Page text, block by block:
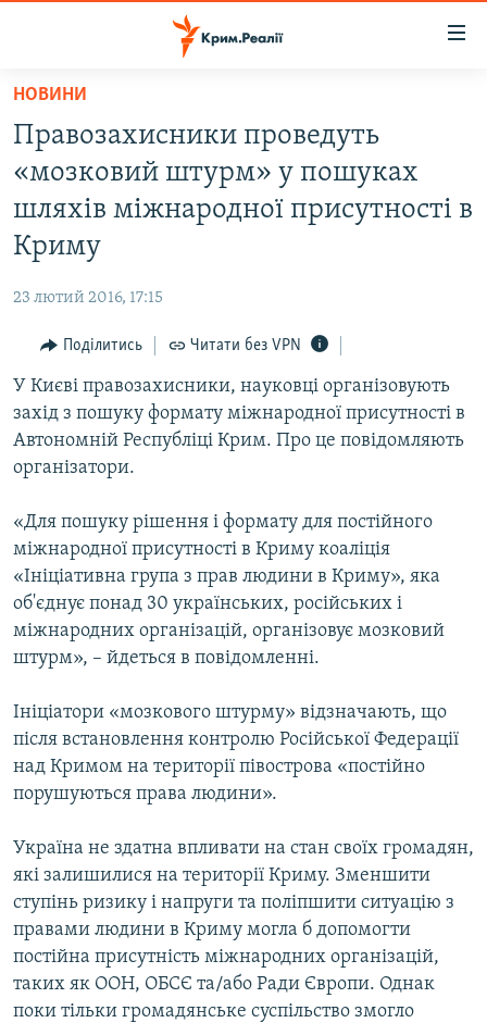
Перейти
основного
матеріалу
до
основної
Перейти
пошуку
ВОДА.КРИМ
ВІДЕО ТА ФОТО
ПОЛІТИКА
ІНТЕРВ'Ю
ВСЕ ЗА ДЕНЬ
СПЕЦПРОЕКТИ
ДЕПОРТАЦІЯ
СВІДЧЕННЯ ОКУПАЦІЇ
УКРАЇНСЬКА ПРОБЛЕМА КРИМУ
ІНФОГРАФІКА
ЯК ОБІЙТИ БЛОКУВАННЯ
Русский
Qırımtatar
ДОЛУЧАЙСЯ!
Усі сайти RFE/RL
НОВИНИ
Правозахисники проведуть
«мозковий штурм» у пошуках
шляхів міжнародної присутності в
Криму
23 лютий 2016, 17:15
Поділитись Читати без VPN
У Києві правозахисники, науковці організовують
захід з пошуку формату міжнародної присутності в
Автономній Республіці Крим. Про це повідомляють
організатори.
«Для пошуку рішення і формату для постійного
міжнародної присутності в Криму коаліція
«Ініціативна група з прав людини в Криму», яка
об'єднує понад 30 українських, російських і
міжнародних організацій, організовує мозковий
штурм», – йдеться в повідомленні.
Ініціатори «мозкового штурму» відзначають, що
після встановлення контролю Російської Федерації
над Кримом на території півострова «постійно
порушуються права людини».
Україна не здатна впливати на стан своїх громадян,
які залишилися на території Криму. Зменшити
ступінь ризику і напруги та поліпшити ситуацію з
правами людини в Криму могла б допомогти
постійна присутність міжнародних організацій,
таких як ООН, ОБСЄ та/або Ради Європи. Однак
поки тільки громадянське суспільство змогло